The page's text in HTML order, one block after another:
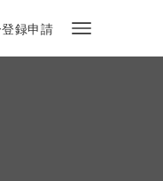
録申請